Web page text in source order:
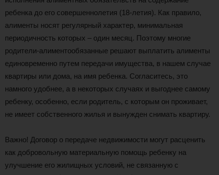
ребенка до его совершеннолетия (18-летия). Как правило,
алименты носят регулярный характер, минимальная
периодичность которых – один месяц. Поэтому многие
родители-алиментообязанные решают выплатить алименты
единовременно путем передачи имущества, в нашем случае
квартиры или дома, на имя ребенка. Согласитесь, это
намного удобнее, а в некоторых случаях и выгоднее самому
ребенку, особенно, если родитель, с которым он проживает,
не имеет собственного жилья и вынужден снимать квартиру.
Важно! Договор о передаче недвижимости могут расценить
как добровольную материальную помощь ребенку на
улучшение его жилищных условий, не связанную с